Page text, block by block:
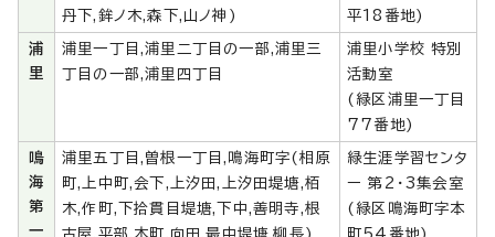
丹下,鉾ノ木,森下,山ノ神)
平18番地)
浦
里
浦里一丁目,浦里二丁目の一部,浦里三
丁目の一部,浦里四丁目
浦里小学校 特別
活動室
(緑区浦里一丁目
77番地)
鳴
海
第
一
浦里五丁目,曽根一丁目,鳴海町字(相原
町,上中町,会下,上汐田,上汐田堤塘,栢
木,作町,下拾貫目堤塘,下中,善明寺,根
緑生涯学習センタ
ー 第2・3集会室
(緑区鳴海町字本